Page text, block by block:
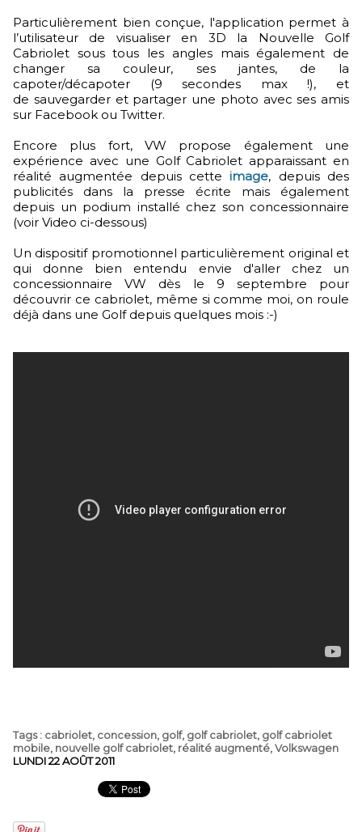
Particulièrement bien conçue, l'application permet à
l’utilisateur de visualiser en 3D la Nouvelle Golf
Cabriolet sous tous les angles mais également de
changer sa couleur, ses jantes, de la
capoter/décapoter (9 secondes max !), et
de sauvegarder et partager une photo avec ses amis
sur Facebook ou Twitter.
Encore plus fort, VW propose également une
expérience avec une Golf Cabriolet apparaissant en
réalité augmentée depuis cetteimage, depuis des
publicités dans la presse écrite mais également
depuis un podium installé chez son concessionnaire
(voir Video ci-dessous)
Un dispositif promotionnel particulièrement original et
qui donne bien entendu envie d'aller chez un
concessionnaire VW dès le 9 septembre pour
découvrir ce cabriolet, même si comme moi, on roule
déjà dans une Golf depuis quelques mois :-)
Tags: cabriolet, concession, golf, golf cabriolet, golf cabriolet
mobile, nouvelle golf cabriolet, réalité augmenté,Volkswagen
LUNDI 22 AOÛT 2011